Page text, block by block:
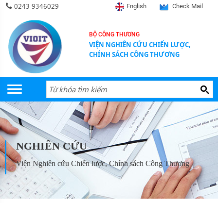
0243 9346029 English Check Mail
BỘ CÔNG THƯƠNG
VIỆN NGHIÊN CỨU CHIẾN LƯỢC,
CHÍNH SÁCH CÔNG THƯƠNG
NGHIÊN CỨU
Viện Nghiên cứu Chiến lược, Chính sách Công Thương